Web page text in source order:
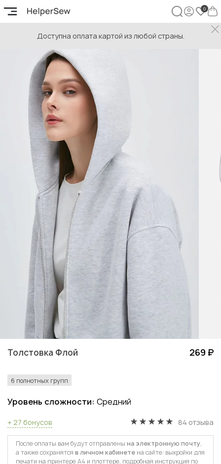
Доступна оплата картой из любой страны.
Толстовка Флой 269 ₽
6 полнотных групп
Уровень сложности: Средний
+ 27 бонусов 84 отзыва
После оплаты вам будут отправлены на электронную почту,
а также сохранятся в личном кабинете на сайте: выкройки для
печати на принтере А4 и плоттере, подробная инструкция по